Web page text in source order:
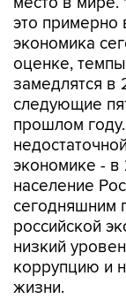
это примерно
экономика
оценке,
замедлятся в
следующие
прошлом
экономике - в
население
сегодняшним
российской
низкий
коррупцию и
жизни.